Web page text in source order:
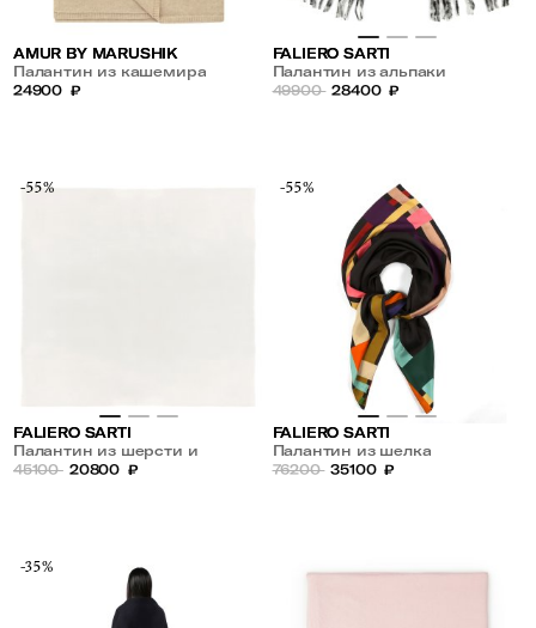
AMUR BY MARUSHIK
Палантин из кашемира
24900 ₽
FALIERO SARTI
Палантин из альпаки
49900 28400 ₽
-55%
FALIERO SARTI
Палантин из шерсти и
кашемира
45100 20800 ₽
-55%
FALIERO SARTI
Палантин из шелка
76200 35100 ₽
-35%